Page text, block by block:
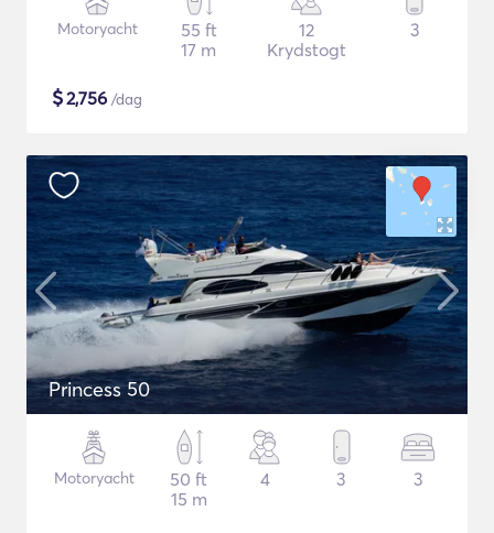
Motoryacht
55 ft
17 m
12
Krydstogt
3
$2,756 /dag
Princess 50
Motoryacht
50 ft
15 m
4 3 3